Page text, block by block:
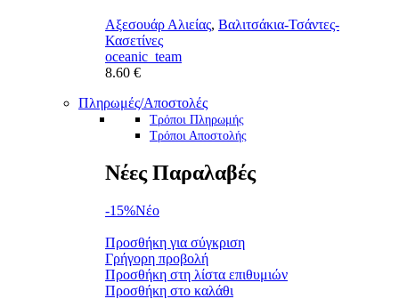
Αξεσουάρ Αλιείας, Βαλιτσάκια-Τσάντες-
Κασετίνες
oceanic_team
8.60 €
Πληρωμές/Αποστολές
Τρόποι Πληρωμής
Τρόποι Αποστολής
Νέες Παραλαβές
-15%Νέο
Προσθήκη για σύγκριση
Γρήγορη προβολή
Προσθήκη στη λίστα επιθυμιών
Προσθήκη στο καλάθι